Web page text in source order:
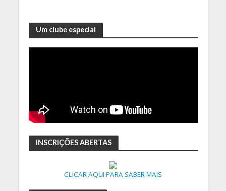
Um clube especial
INSCRIÇÕES ABERTAS
CLICAR AQUI PARA SABER MAIS